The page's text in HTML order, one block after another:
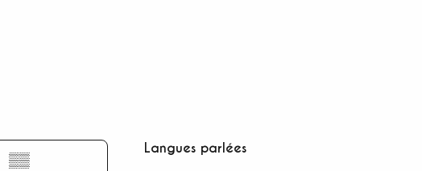
▒▒
Langues parlées
Langues parlées